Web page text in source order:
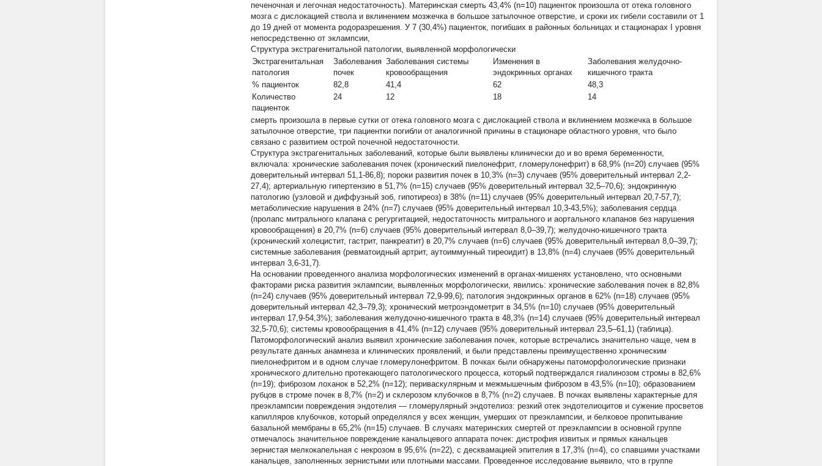
печеночная и легочная недостаточность). Материнская смерть 43,4% (n=10) пациенток произошла от отека головного
мозга с дислокацией ствола и вклинением мозжечка в большое затылочное отверстие, и сроки их гибели составили от 1
до 19 дней от момента родоразрешения. У 7 (30,4%) пациенток, погибших в районных больницах и стационарах I уровня
непосредственно от эклампсии,
Структура экстрагенитальной патологии, выявленной морфологически
Экстрагенитальная
патология
Заболевания
почек
Заболевания системы
кровообращения
Изменения в
эндокринных органах
Заболевания желудочно-
кишечного тракта
% пациенток
82,8 41,4 62
48,3
Количество
пациенток
24 12 18 14
смерть произошла в первые сутки от отека головного мозга с дислокацией ствола и вклинением мозжечка в большое
затылочное отверстие, три пациентки погибли от аналогичной причины в стационаре областного уровня, что было
связано с развитием острой почечной недостаточности.
Структура экстрагенитальных заболеваний, которые были выявлены клинически до и во время беременности,
включала: хронические заболевания почек (хронический пиелонефрит, гломерулонефрит) в 68,9% (n=20) случаев (95%
доверительный интервал 51,1-86,8); пороки развития почек в 10,3% (n=3) случаев (95% доверительный интервал 2,2-
27,4); артериальную гипертензию в 51,7% (n=15) случаев (95% доверительный интервал 32,5–70,6); эндокринную
патологию (узловой и диффузный зоб, гипотиреоз) в 38% (n=11) случаев (95% доверительный интервал 20,7-57,7);
метаболические нарушения в 24% (n=7) случаев (95% доверительный интервал 10,3-43,5%); заболевания сердца
(пролапс митрального клапана с регургитацией, недостаточность митрального и аортального клапанов без нарушения
кровообращения) в 20,7% (n=6) случаев (95% доверительный интервал 8,0–39,7); желудочно-кишечного тракта
(хронический холецистит, гастрит, панкреатит) в 20,7% случаев (n=6) случаев (95% доверительный интервал 8,0–39,7);
системные заболевания (ревматоидный артрит, аутоиммунный тиреоидит) в 13,8% (n=4) случаев (95% доверительный
интервал 3,6-31,7).
На основании проведенного анализа морфологических изменений в органах-мишенях установлено, что основными
факторами риска развития эклампсии, выявленных морфологически, явились: хронические заболевания почек в 82,8%
(n=24) случаев (95% доверительный интервал 72,9-99,6); патология эндокринных органов в 62% (n=18) случаев (95%
доверительный интервал 42,3–79,3); хронический метроэндометрит в 34,5% (n=10) случаев (95% доверительный
интервал 17,9-54,3%); заболевания желудочно-кишечного тракта в 48,3% (n=14) случаев (95% доверительный интервал
32,5-70,6); системы кровообращения в 41,4% (n=12) случаев (95% доверительный интервал 23,5–61,1) (таблица).
Патоморфологический анализ выявил хронические заболевания почек, которые встречались значительно чаще, чем в
результате данных анамнеза и клинических проявлений, и были представлены преимущественно хроническим
пиелонефритом и в одном случае гломерулонефритом. В почках были обнаружены патоморфологические признаки
хронического длительно протекающего патологического процесса, который подтверждался гиалинозом стромы в 82,6%
(n=19); фиброзом лоханок в 52,2% (n=12); периваскулярным и межмышечным фиброзом в 43,5% (n=10); образованием
рубцов в строме почек в 8,7% (n=2) и склерозом клубочков в 8,7% (n=2) случаев. В почках выявлены характерные для
преэклампсии повреждения эндотелия — гломерулярный эндотелиоз: резкий отек эндотелиоцитов и сужение просветов
капилляров клубочков, который определялся у всех женщин, умерших от преэклампсии, и белковое пропитывание
базальной мембраны в 65,2% (n=15) случаев. В случаях материнских смертей от преэклампсии в основной группе
отмечалось значительное повреждение канальцевого аппарата почек: дистрофия извитых и прямых канальцев
зернистая мелкокапельная с некрозом в 95,6% (n=22), с десквамацией эпителия в 17,3% (n=4), со спавшими участками
канальцев, заполненных зернистыми или плотными массами. Проведенное исследование выявило, что в группе